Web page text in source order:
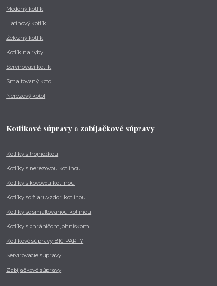
Medený kotlík
Liatinový kotlík
Železný kotlík
Kotlík na ryby
Servírovací kotlík
Smaltovaný kotol
Nerezový kotol
Kotlíkové súpravy a zabíjačkové súpravy
Kotlíky s trojnožkou
Kotlíky s nerezovou kotlinou
Kotlíky s kovovou kotlinou
Kotlíky so žiaruvzdor. kotlinou
Kotlíky so smaltovanou kotlinou
Kotlíky s chráničom, ohniskom
Kotlíkové súpravy BIG PARTY
Servírovacie súpravy
Zabíjačkové súpravy